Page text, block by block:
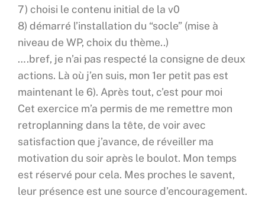
7) choisi le contenu initial de la v0
8) démarré l’installation du “socle” (mise à
niveau de WP, choix du thème..)
….bref, je n’ai pas respecté la consigne de deux
actions. Là où j’en suis, mon 1er petit pas est
maintenant le 6). Après tout, c’est pour moi
Cet exercice m’a permis de me remettre mon
retroplanning dans la tête, de voir avec
satisfaction que j’avance, de réveiller ma
motivation du soir après le boulot. Mon temps
est réservé pour cela. Mes proches le savent,
leur présence est une source d’encouragement.